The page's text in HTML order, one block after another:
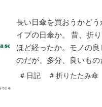
長い日傘を買おうかど
イプの日傘か。 昔、折
ほど経ったか。モノの
のだが、多分、良いも
# 日記 # 折りたたみ傘